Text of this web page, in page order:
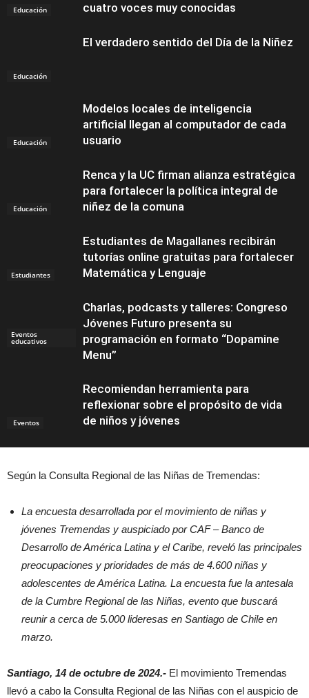
Educación
cuatro voces muy conocidas
Educación
El verdadero sentido del Día de la Niñez
Educación
Modelos locales de inteligencia
artificial llegan al computador de cada
usuario
Educación
Renca y la UC firman alianza estratégica
para fortalecer la política integral de
niñez de la comuna
Estudiantes
Estudiantes de Magallanes recibirán
tutorías online gratuitas para fortalecer
Matemática y Lenguaje
Eventos
educativos
Charlas, podcasts y talleres: Congreso
Jóvenes Futuro presenta su
programación en formato “Dopamine
Menu”
Eventos
Recomiendan herramienta para
reflexionar sobre el propósito de vida
de niños y jóvenes
Según la Consulta Regional de las Niñas de Tremendas:
La encuesta desarrollada por el movimiento de niñas y
jóvenes Tremendas y auspiciado por CAF – Banco de
Desarrollo de América Latina y el Caribe, reveló las principales
preocupaciones y prioridades de más de 4.600 niñas y
adolescentes de América Latina. La encuesta fue la antesala
de la Cumbre Regional de las Niñas, evento que buscará
reunir a cerca de 5.000 lideresas en Santiago de Chile en
marzo.
Santiago, 14 de octubre de 2024.- El movimiento Tremendas
llevó a cabo la Consulta Regional de las Niñas con el auspicio de